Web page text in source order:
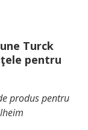
Turck
pentru
produs pentru